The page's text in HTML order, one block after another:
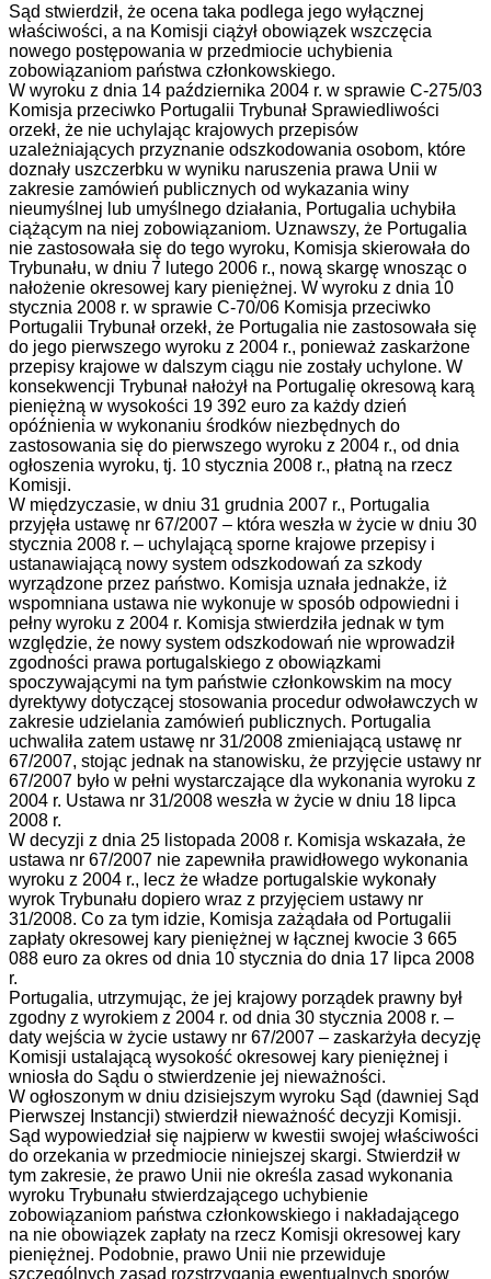
Sąd stwierdził, że ocena taka podlega jego wyłącznej
właściwości, a na Komisji ciążył obowiązek wszczęcia
nowego postępowania w przedmiocie uchybienia
zobowiązaniom państwa członkowskiego.
W wyroku z dnia 14 października 2004 r. w sprawie C-275/03
Komisja przeciwko Portugalii Trybunał Sprawiedliwości
orzekł, że nie uchylając krajowych przepisów
uzależniających przyznanie odszkodowania osobom, które
doznały uszczerbku w wyniku naruszenia prawa Unii w
zakresie zamówień publicznych od wykazania winy
nieumyślnej lub umyślnego działania, Portugalia uchybiła
ciążącym na niej zobowiązaniom. Uznawszy, że Portugalia
nie zastosowała się do tego wyroku, Komisja skierowała do
Trybunału, w dniu 7 lutego 2006 r., nową skargę wnosząc o
nałożenie okresowej kary pieniężnej. W wyroku z dnia 10
stycznia 2008 r. w sprawie C-70/06 Komisja przeciwko
Portugalii Trybunał orzekł, że Portugalia nie zastosowała się
do jego pierwszego wyroku z 2004 r., ponieważ zaskarżone
przepisy krajowe w dalszym ciągu nie zostały uchylone. W
konsekwencji Trybunał nałożył na Portugalię okresową karą
pieniężną w wysokości 19 392 euro za każdy dzień
opóźnienia w wykonaniu środków niezbędnych do
zastosowania się do pierwszego wyroku z 2004 r., od dnia
ogłoszenia wyroku, tj. 10 stycznia 2008 r., płatną na rzecz
Komisji.
W międzyczasie, w dniu 31 grudnia 2007 r., Portugalia
przyjęła ustawę nr 67/2007 – która weszła w życie w dniu 30
stycznia 2008 r. – uchylającą sporne krajowe przepisy i
ustanawiającą nowy system odszkodowań za szkody
wyrządzone przez państwo. Komisja uznała jednakże, iż
wspomniana ustawa nie wykonuje w sposób odpowiedni i
pełny wyroku z 2004 r. Komisja stwierdziła jednak w tym
względzie, że nowy system odszkodowań nie wprowadził
zgodności prawa portugalskiego z obowiązkami
spoczywającymi na tym państwie członkowskim na mocy
dyrektywy dotyczącej stosowania procedur odwoławczych w
zakresie udzielania zamówień publicznych. Portugalia
uchwaliła zatem ustawę nr 31/2008 zmieniającą ustawę nr
67/2007, stojąc jednak na stanowisku, że przyjęcie ustawy nr
67/2007 było w pełni wystarczające dla wykonania wyroku z
2004 r. Ustawa nr 31/2008 weszła w życie w dniu 18 lipca
2008 r.
W decyzji z dnia 25 listopada 2008 r. Komisja wskazała, że
ustawa nr 67/2007 nie zapewniła prawidłowego wykonania
wyroku z 2004 r., lecz że władze portugalskie wykonały
wyrok Trybunału dopiero wraz z przyjęciem ustawy nr
31/2008. Co za tym idzie, Komisja zażądała od Portugalii
zapłaty okresowej kary pieniężnej w łącznej kwocie 3 665
088 euro za okres od dnia 10 stycznia do dnia 17 lipca 2008
r.
Portugalia, utrzymując, że jej krajowy porządek prawny był
zgodny z wyrokiem z 2004 r. od dnia 30 stycznia 2008 r. –
daty wejścia w życie ustawy nr 67/2007 – zaskarżyła decyzję
Komisji ustalającą wysokość okresowej kary pieniężnej i
wniosła do Sądu o stwierdzenie jej nieważności.
W ogłoszonym w dniu dzisiejszym wyroku Sąd (dawniej Sąd
Pierwszej Instancji) stwierdził nieważność decyzji Komisji.
Sąd wypowiedział się najpierw w kwestii swojej właściwości
do orzekania w przedmiocie niniejszej skargi. Stwierdził w
tym zakresie, że prawo Unii nie określa zasad wykonania
wyroku Trybunału stwierdzającego uchybienie
zobowiązaniom państwa członkowskiego i nakładającego
na nie obowiązek zapłaty na rzecz Komisji okresowej kary
pieniężnej. Podobnie, prawo Unii nie przewiduje
szczególnych zasad rozstrzygania ewentualnych sporów